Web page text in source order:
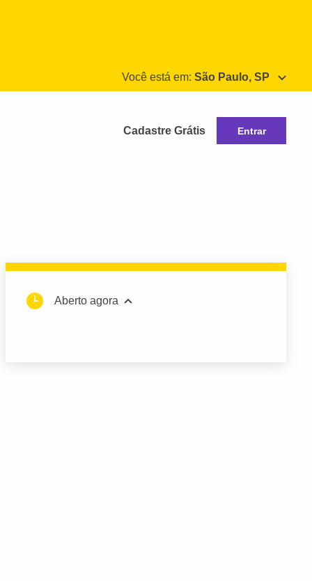
Você está em: São Paulo, SP
Cadastre Grátis Entrar
Aberto agora